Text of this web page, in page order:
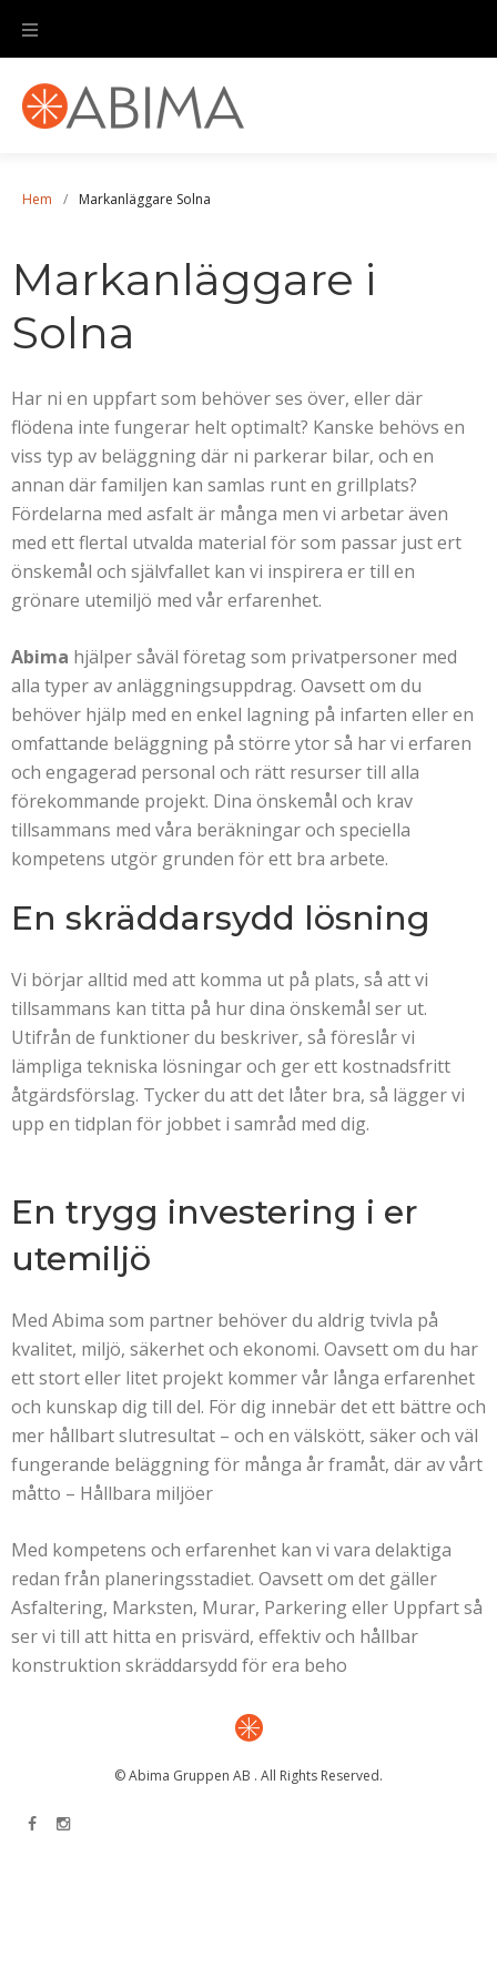
Hem / Markanläggare Solna
Markanläggare i
Solna
Har ni en uppfart som behöver ses över, eller där
flödena inte fungerar helt optimalt? Kanske behövs en
viss typ av beläggning där ni parkerar bilar, och en
annan där familjen kan samlas runt en grillplats?
Fördelarna med asfalt är många men vi arbetar även
med ett flertal utvalda material för som passar just ert
önskemål och självfallet kan vi inspirera er till en
grönare utemiljö med vår erfarenhet.
Abima hjälper såväl företag som privatpersoner med
alla typer av anläggningsuppdrag. Oavsett om du
behöver hjälp med en enkel lagning på infarten eller en
omfattande beläggning på större ytor så har vi erfaren
och engagerad personal och rätt resurser till alla
förekommande projekt. Dina önskemål och krav
tillsammans med våra beräkningar och speciella
kompetens utgör grunden för ett bra arbete.
En skräddarsydd lösning
Vi börjar alltid med att komma ut på plats, så att vi
tillsammans kan titta på hur dina önskemål ser ut.
Utifrån de funktioner du beskriver, så föreslår vi
lämpliga tekniska lösningar och ger ett kostnadsfritt
åtgärdsförslag. Tycker du att det låter bra, så lägger vi
upp en tidplan för jobbet i samråd med dig.
En trygg investering i er
utemiljö
Med Abima som partner behöver du aldrig tvivla på
kvalitet, miljö, säkerhet och ekonomi. Oavsett om du har
ett stort eller litet projekt kommer vår långa erfarenhet
och kunskap dig till del. För dig innebär det ett bättre och
mer hållbart slutresultat – och en välskött, säker och väl
fungerande beläggning för många år framåt, där av vårt
måtto – Hållbara miljöer
Med kompetens och erfarenhet kan vi vara delaktiga
redan från planeringsstadiet. Oavsett om det gäller
Asfaltering, Marksten, Murar, Parkering eller Uppfart så
ser vi till att hitta en prisvärd, effektiv och hållbar
konstruktion skräddarsydd för era beho
© Abima Gruppen AB . All Rights Reserved.